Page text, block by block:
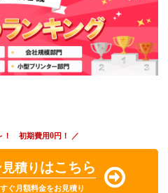
！ 初期費用0円！ ／
積りはこちら
ぐ月額料金をお見積り